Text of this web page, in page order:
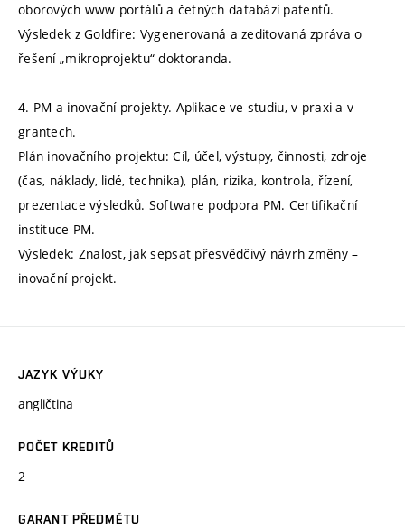
oborových www portálů a četných databází patentů.
Výsledek z Goldfire: Vygenerovaná a zeditovaná zpráva o
řešení „mikroprojektu“ doktoranda.
4. PM a inovační projekty. Aplikace ve studiu, v praxi a v
grantech.
Plán inovačního projektu: Cíl, účel, výstupy, činnosti, zdroje
(čas, náklady, lidé, technika), plán, rizika, kontrola, řízení,
prezentace výsledků. Software podpora PM. Certifikační
instituce PM.
Výsledek: Znalost, jak sepsat přesvědčivý návrh změny –
inovační projekt.
JAZYK VÝUKY
angličtina
POČET KREDITŮ
2
GARANT PŘEDMĚTU